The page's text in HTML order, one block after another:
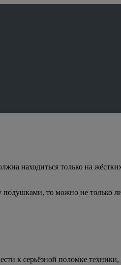
находиться только на
то можно не только
к серьёзной поломке